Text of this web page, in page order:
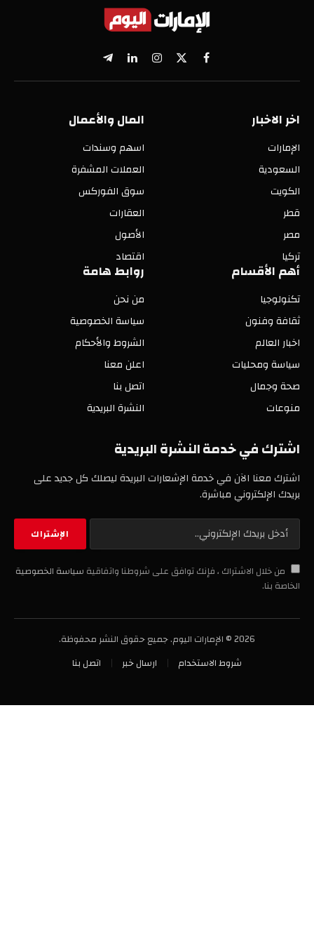
فيسبوك
X
(Twitter)
الانستغراملينكدإنتيلقرام
اخر الاخبار
الإمارات
السعودية
الكويت
قطر
مصر
تركيا
المال والأعمال
اسهم وسندات
العملات المشفرة
سوق الفوركس
العقارات
الأصول
اقتصاد
أهم الأقسام
تكنولوجيا
ثقافة وفنون
اخبار العالم
سياسة ومحليات
صحة وجمال
منوعات
روابط هامة
من نحن
سياسة الخصوصية
الشروط والأحكام
اعلن معنا
اتصل بنا
النشرة البريدية
اشترك في خدمة النشرة البريدية
اشترك معنا الآن في خدمة الإشعارات البريدة ليصلك كل جديد على
بريدك الإلكتروني مباشرة.
من خلال الاشتراك ، فإنك توافق على شروطنا واتفاقية سياسة الخصوصية
الخاصة بنا.
2026 © الإمارات اليوم. جميع حقوق النشر محفوظة.
شروط الاستخدام
ارسال خبر اتصل بنا